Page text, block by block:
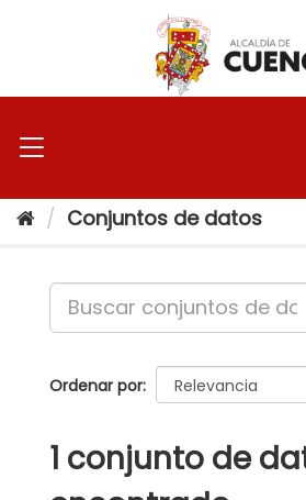
Conjuntos de datos
Ordenar por
1 conjunto de